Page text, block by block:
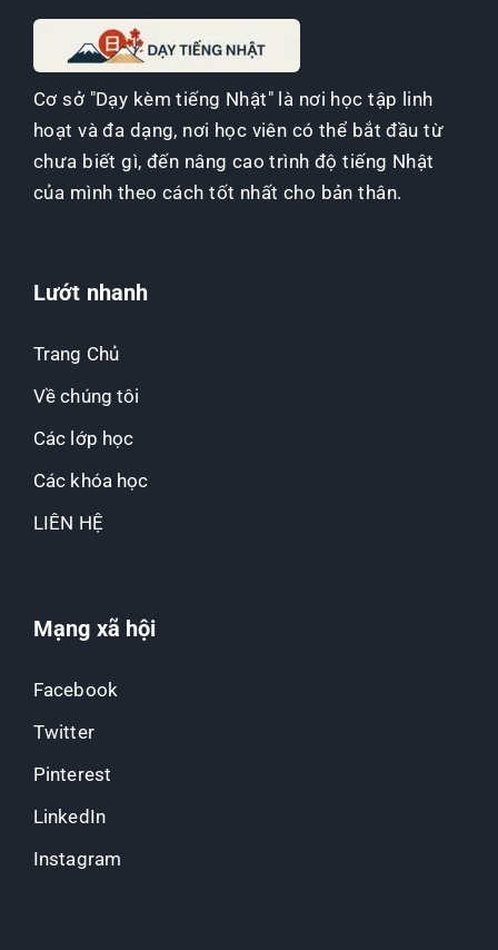
Cơ sở "Dạy kèm tiếng Nhật" là nơi học tập linh
hoạt và đa dạng, nơi học viên có thể bắt đầu từ
chưa biết gì, đến nâng cao trình độ tiếng Nhật
của mình theo cách tốt nhất cho bản thân.
Lướt nhanh
Trang Chủ
Về chúng tôi
Các lớp học
Các khóa học
LIÊN HỆ
Mạng xã hội
Facebook
Twitter
Pinterest
LinkedIn
Instagram